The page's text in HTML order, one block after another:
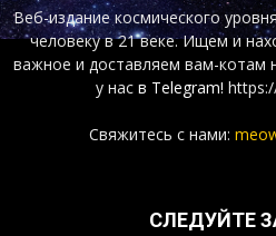
Веб-издание космического
человеку в 21 веке. Ищем и
важное и доставляем вам-котам
у нас в Telegram!
Свяжитесь с нами:
СЛЕДУЙТЕ